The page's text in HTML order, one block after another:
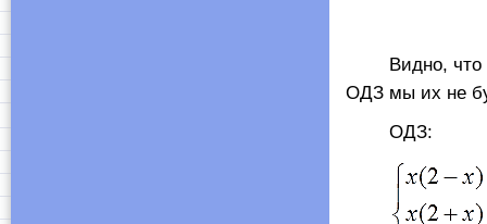
Видно, что
ОДЗ мы их не
ОДЗ: